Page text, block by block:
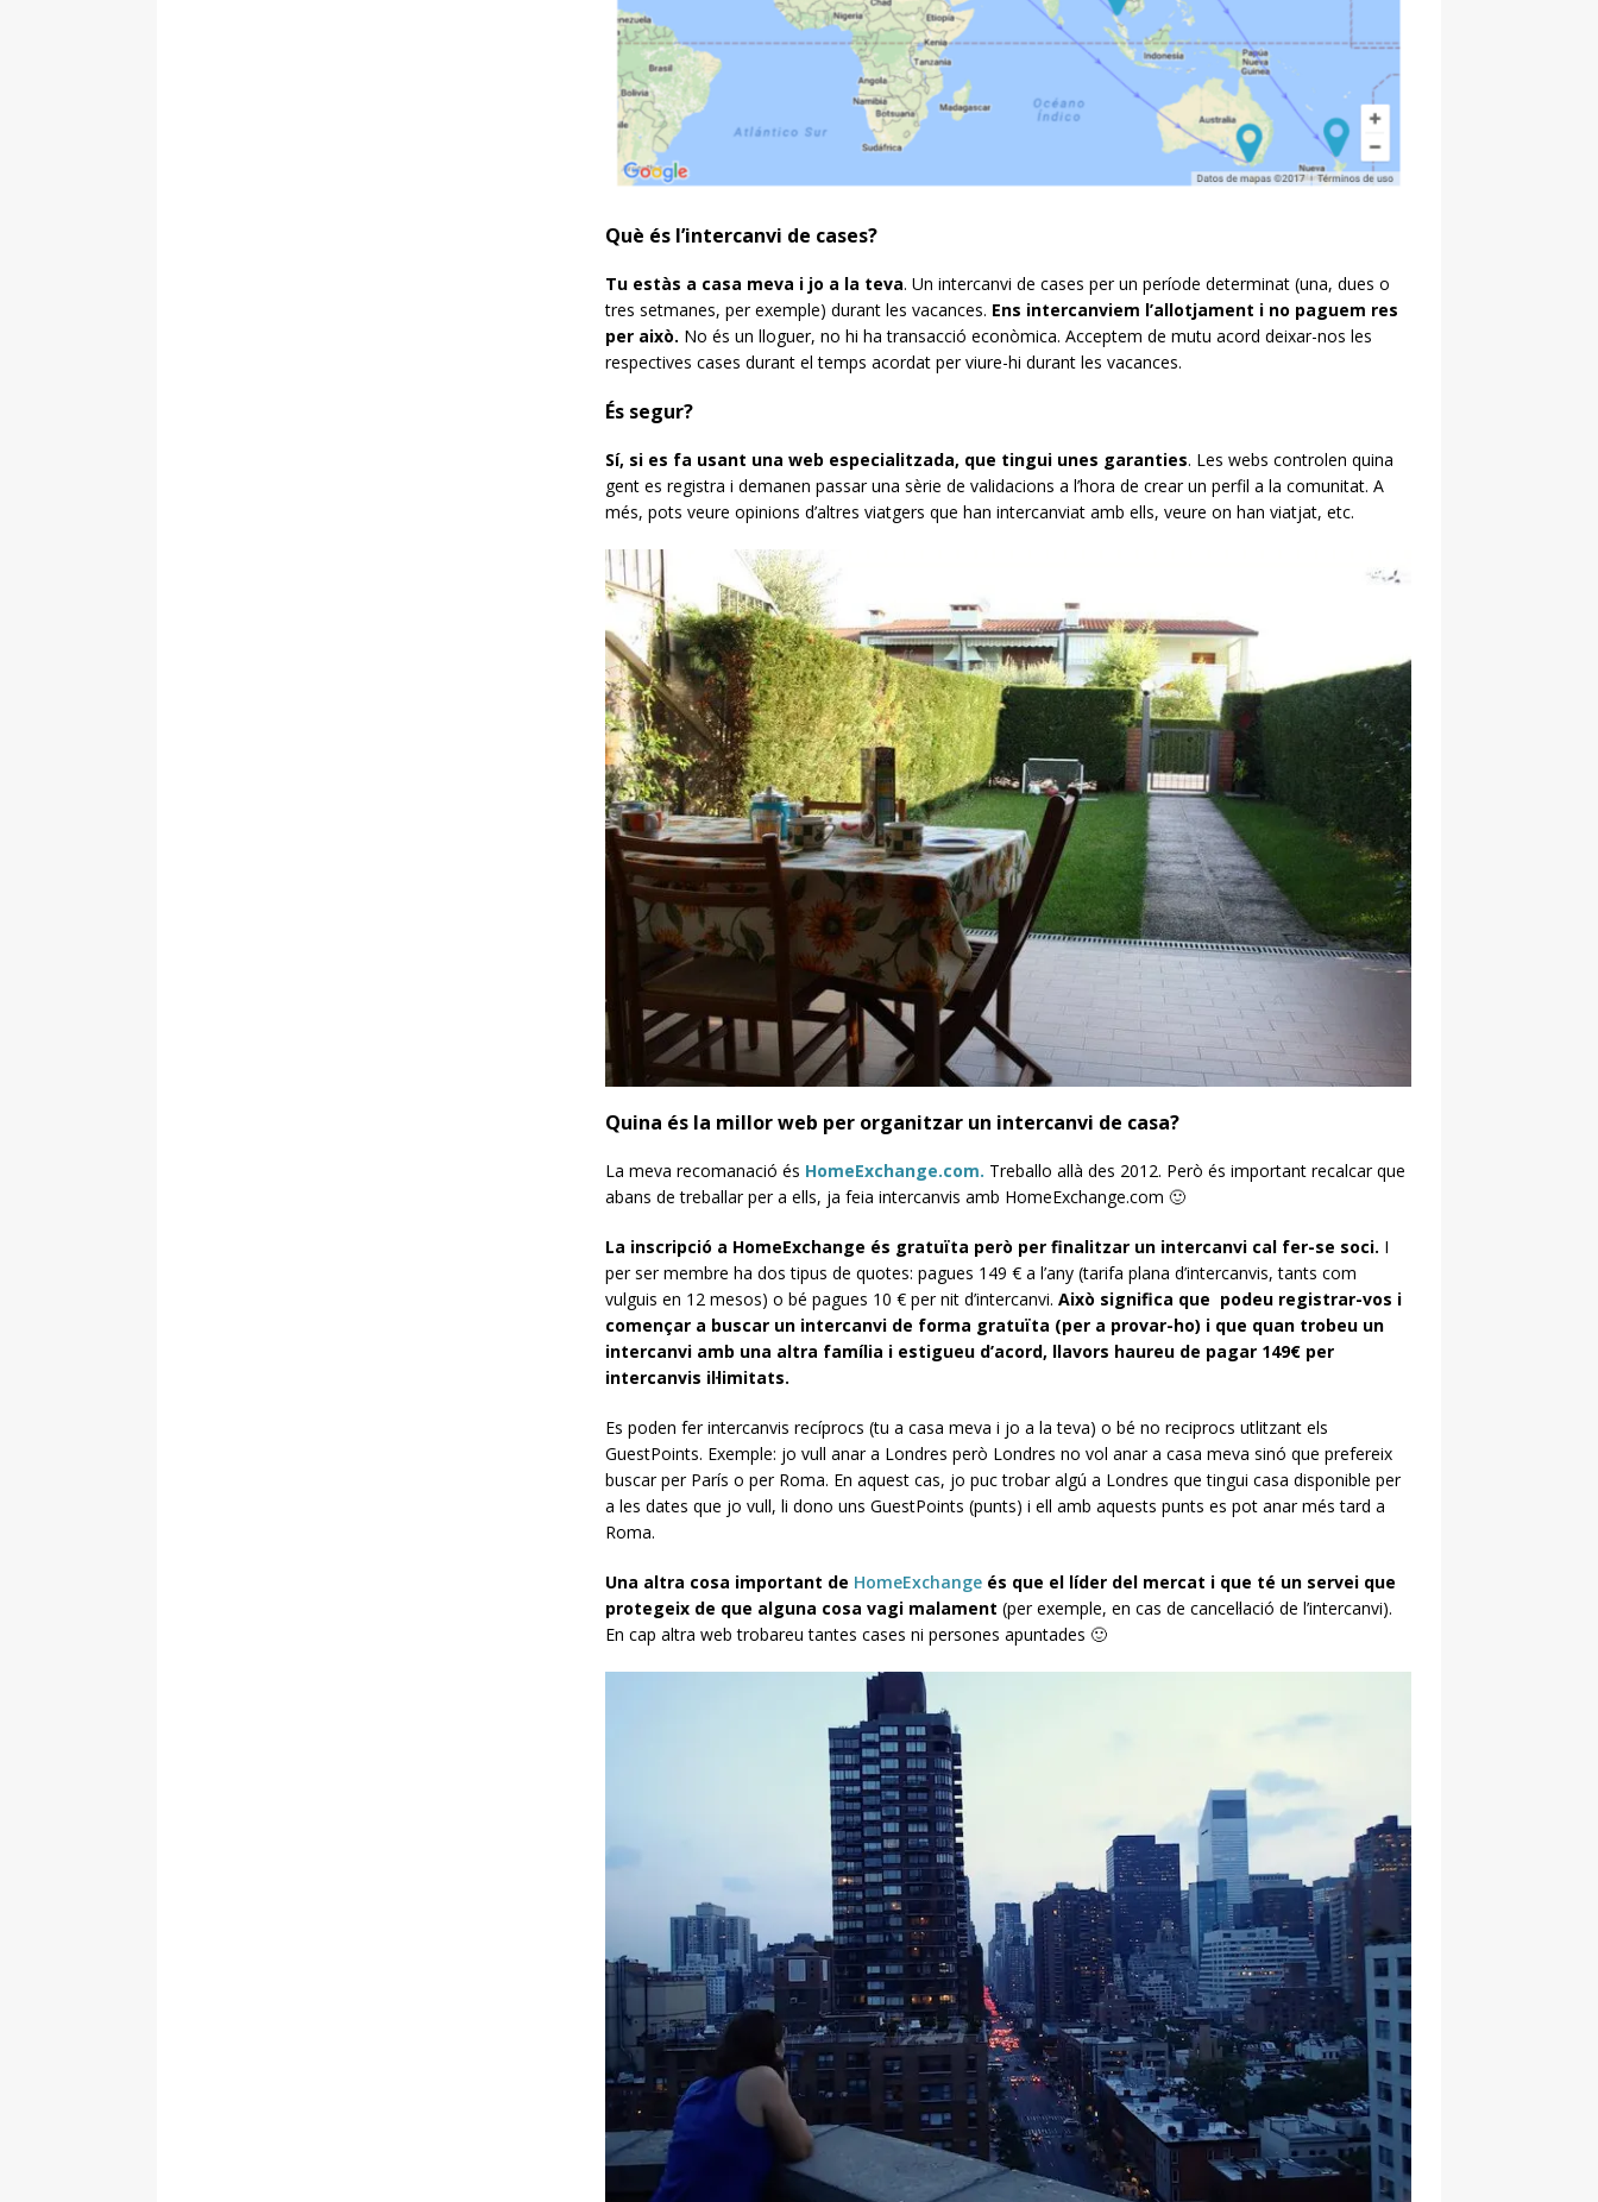
Què és l’intercanvi de cases?
Tu estàs a casa meva i jo a la teva. Un intercanvi de cases per un període determinat (una, dues o
tres setmanes, per exemple) durant les vacances. Ens intercanviem l’allotjament i no paguem res
per això. No és un lloguer, no hi ha transacció econòmica. Acceptem de mutu acord deixar-nos les
respectives cases durant el temps acordat per viure-hi durant les vacances.
És segur?
Sí, si es fa usant una web especialitzada, que tingui unes garanties. Les webs controlen quina
gent es registra i demanen passar una sèrie de validacions a l’hora de crear un perfil a la comunitat. A
més, pots veure opinions d’altres viatgers que han intercanviat amb ells, veure on han viatjat, etc.
Quina és la millor web per organitzar un intercanvi de casa?
La meva recomanació és HomeExchange.com. Treballo allà des 2012. Però és important recalcar que
abans de treballar per a ells, ja feia intercanvis amb HomeExchange.com 🙂
La inscripció a HomeExchange és gratuïta però per finalitzar un intercanvi cal fer-se soci. I
per ser membre ha dos tipus de quotes: pagues 149 € a l’any (tarifa plana d’intercanvis, tants com
vulguis en 12 mesos) o bé pagues 10 € per nit d’intercanvi. Això significa que podeu registrar-vos i
començar a buscar un intercanvi de forma gratuïta (per a provar-ho) i que quan trobeu un
intercanvi amb una altra família i estigueu d’acord, llavors haureu de pagar 149€ per
intercanvis il·limitats.
Es poden fer intercanvis recíprocs (tu a casa meva i jo a la teva) o bé no reciprocs utlitzant els
GuestPoints. Exemple: jo vull anar a Londres però Londres no vol anar a casa meva sinó que prefereix
buscar per París o per Roma. En aquest cas, jo puc trobar algú a Londres que tingui casa disponible per
a les dates que jo vull, li dono uns GuestPoints (punts) i ell amb aquests punts es pot anar més tard a
Roma.
Una altra cosa important de HomeExchangeés que el líder del mercat i que té un servei que
protegeix de que alguna cosa vagi malament (per exemple, en cas de cancel·lació de l’intercanvi).
En cap altra web trobareu tantes cases ni persones apuntades 🙂